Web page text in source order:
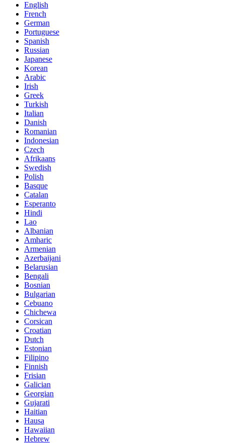
English
French
German
Portuguese
Spanish
Russian
Japanese
Korean
Arabic
Irish
Greek
Turkish
Italian
Danish
Romanian
Indonesian
Czech
Afrikaans
Swedish
Polish
Basque
Catalan
Esperanto
Hindi
Lao
Albanian
Amharic
Armenian
Azerbaijani
Belarusian
Bengali
Bosnian
Bulgarian
Cebuano
Chichewa
Corsican
Croatian
Dutch
Estonian
Filipino
Finnish
Frisian
Galician
Georgian
Gujarati
Haitian
Hausa
Hawaiian
Hebrew